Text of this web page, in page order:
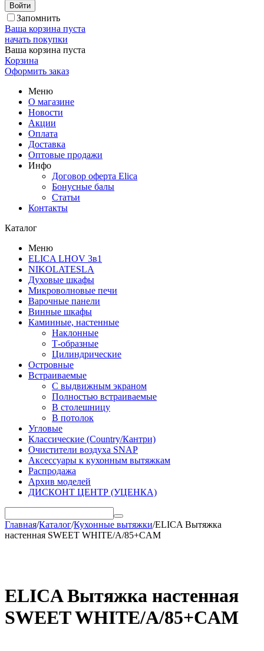
Войти
Запомнить
Ваша корзина пуста
начать покупки
Ваша корзина пуста
Корзина
Оформить заказ
Меню
О магазине
Новости
Акции
Оплата
Доставка
Оптовые продажи
Инфо
Договор оферта Elica
Бонусные балы
Статьи
Контакты
Каталог
Меню
ELICA LHOV 3в1
NIKOLATESLA
Духовые шкафы
Микроволновые печи
Варочные панели
Винные шкафы
Каминные, настенные
Наклонные
Т-образные
Цилиндрические
Островные
Встраиваемые
С выдвижным экраном
Полностью встраиваемые
В столешницу
В потолок
Угловые
Классические (Country/Кантри)
Очистители воздуха SNAP
Аксессуары к кухонным вытяжкам
Распродажа
Архив моделей
ДИСКОНТ ЦЕНТР (УЦЕНКА)
Главная/Каталог/Кухонные вытяжки/ELICA Вытяжка
настенная SWEET WHITE/A/85+CAM
ELICA Вытяжка настенная
SWEET WHITE/A/85+CAM